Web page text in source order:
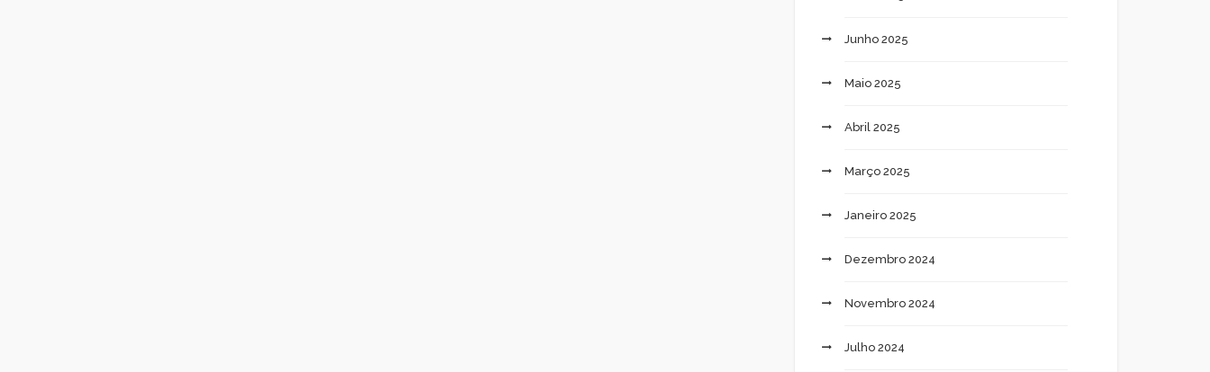
Junho 2025
Maio 2025
Abril 2025
Março 2025
Janeiro 2025
Dezembro 2024
Novembro 2024
Julho 2024